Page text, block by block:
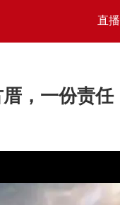
直播
，一份责任